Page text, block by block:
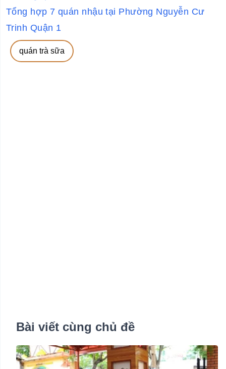
Tổng hợp 7 quán nhậu tại Phường Nguyễn Cư
Trinh Quận 1
quán trà sữa
Bài viết cùng chủ đề